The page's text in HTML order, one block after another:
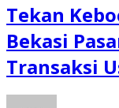
Tekan
Bekasi
Transaksi